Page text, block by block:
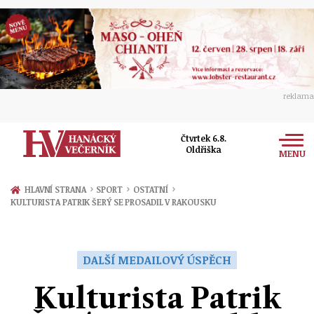
reklama
Čtvrtek 6.8.
Oldřiška
MENU
Zprávy
Přerov
Ekonomika
Ženy
Sport
HLAVNÍ STRANA › SPORT › OSTATNÍ ›
KULTURISTA PATRIK ŠERÝ SE PROSADIL V RAKOUSKU
DALŠÍ MEDAILOVÝ ÚSPĚCH
Kulturista Patrik